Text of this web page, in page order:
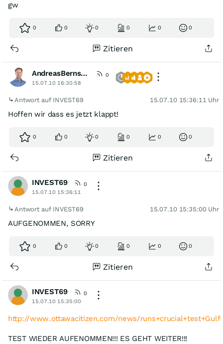
gw
0 0 0 0 0 0
Zitieren
AndreasBernstein [VIP]
0
15.07.10 16:30:58
Antwort auf INVEST69 15.07.10 15:36:11 Uhr
Hoffen wir dass es jetzt klappt!
0 0 0 0 0 0
Zitieren
INVEST69
0
15.07.10 15:36:11
Antwort auf INVEST69 15.07.10 15:35:00 Uhr
AUFGENOMMEN, SORRY
0 0 0 0 0 0
Zitieren
INVEST69
0
15.07.10 15:35:00
http://www.ottawacitizen.com/news/
TEST WIEDER AUFENOMMEN!!! ES GEHT WEITER!!!